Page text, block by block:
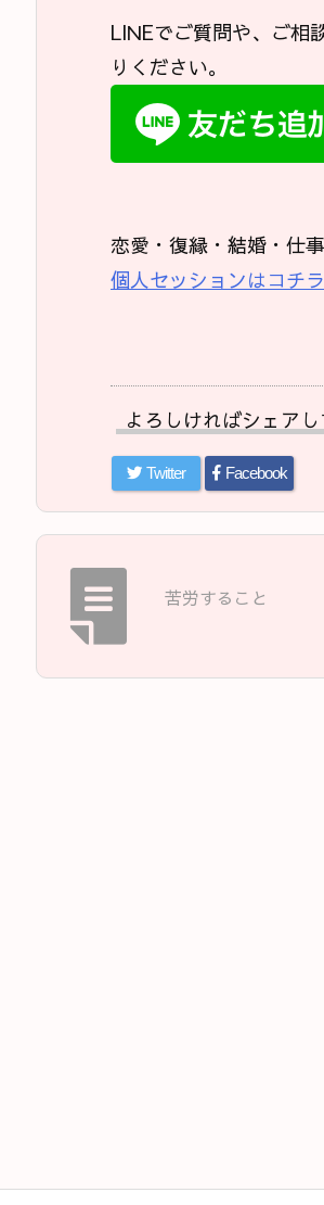
LINEでご質問や、ご相
りください。
恋愛・復縁・結婚・仕
個人セッションはコチラ
よろしければシェア
Twitter Facebook
苦労すること